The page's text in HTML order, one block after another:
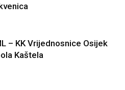
– KK Vrijednosnice Osijek
Kaštela